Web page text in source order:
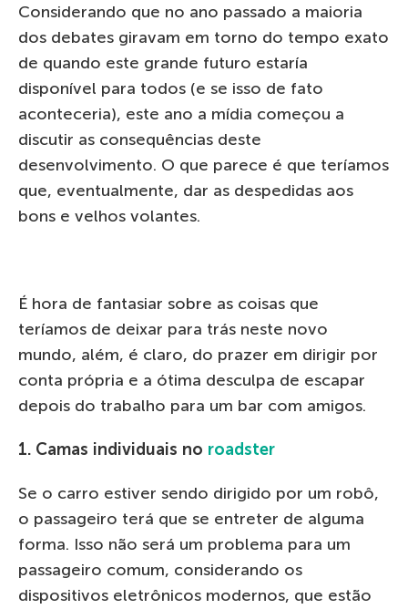
Considerando que no ano passado a maioria
dos debates giravam em torno do tempo exato
de quando este grande futuro estaría
disponível para todos (e se isso de fato
aconteceria), este ano a mídia começou a
discutir as consequências deste
desenvolvimento. O que parece é que teríamos
que, eventualmente, dar as despedidas aos
bons e velhos volantes.
É hora de fantasiar sobre as coisas que
teríamos de deixar para trás neste novo
mundo, além, é claro, do prazer em dirigir por
conta própria e a ótima desculpa de escapar
depois do trabalho para um bar com amigos.
1. Camas individuais no roadster
Se o carro estiver sendo dirigido por um robô,
o passageiro terá que se entreter de alguma
forma. Isso não será um problema para um
passageiro comum, considerando os
dispositivos eletrônicos modernos, que estão